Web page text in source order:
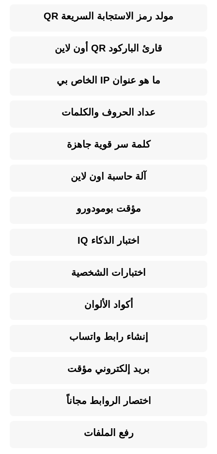
مولد رمز الاستجابة السريعة QR
قارئ الباركود QR أون لاين
ما هو عنوان IP الخاص بي
عداد الحروف والكلمات
كلمة سر قوية جاهزة
آلة حاسبة اون لاين
مؤقت بومودورو
اختبار الذكاء IQ
اختبارات الشخصية
أكواد الألوان
إنشاء رابط واتساب
بريد إلكتروني مؤقت
اختصار الروابط مجاناً
رفع الملفات